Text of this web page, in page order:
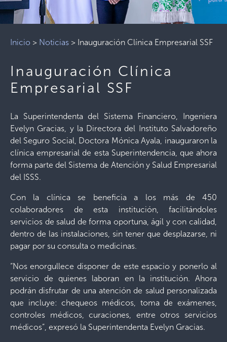
Inicio > Noticias > Inauguración Clínica Empresarial SSF
Inauguración Clínica
Empresarial SSF
La Superintendenta del Sistema Financiero, Ingeniera
Evelyn Gracias, y la Directora del Instituto Salvadoreño
del Seguro Social, Doctora Mónica Ayala, inauguraron la
clínica empresarial de esta Superintendencia, que ahora
forma parte del Sistema de Atención y Salud Empresarial
del ISSS.
Con la clínica se beneficia a los más de 450
colaboradores de esta institución, facilitándoles
servicios de salud de forma oportuna, ágil y con calidad,
dentro de las instalaciones, sin tener que desplazarse, ni
pagar por su consulta o medicinas.
“Nos enorgullece disponer de este espacio y ponerlo al
servicio de quienes laboran en la institución. Ahora
podrán disfrutar de una atención de salud personalizada
que incluye: chequeos médicos, toma de exámenes,
controles médicos, curaciones, entre otros servicios
médicos”, expresó la Superintendenta Evelyn Gracias.